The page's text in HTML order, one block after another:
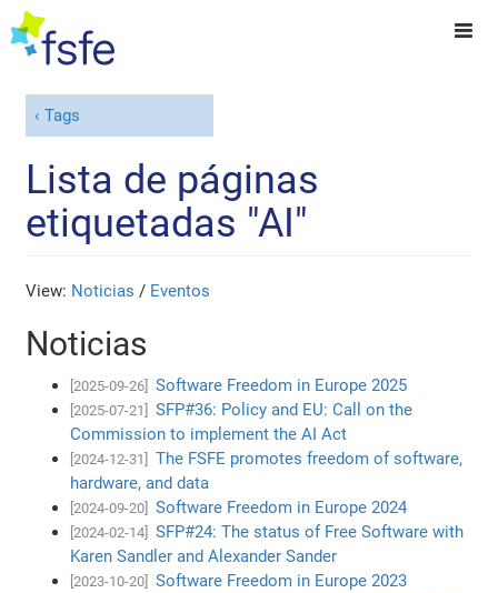
Tags
Lista de páginas
etiquetadas "AI"
View: Noticias / Eventos
Noticias
[2025-09-26] Software Freedom in Europe 2025
[2025-07-21]
SFP#36: Policy and EU: Call on the
Commission to implement the AI Act
[2024-12-31]
The FSFE promotes freedom of software,
hardware, and data
[2024-09-20] Software Freedom in Europe 2024
[2024-02-14]
SFP#24: The status of Free Software with
Karen Sandler and Alexander Sander
[2023-10-20] Software Freedom in Europe 2023